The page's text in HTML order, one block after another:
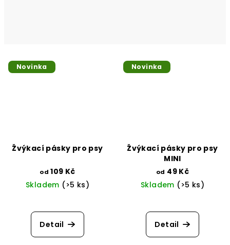
Novinka
Žvýkací pásky pro psy
od 109 Kč
Skladem (>5 ks)
Detail
Novinka
Žvýkací pásky pro psy
MINI
od 49 Kč
Skladem (>5 ks)
Detail